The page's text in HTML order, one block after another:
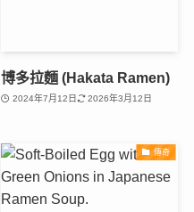
博多拉麵 (Hakata Ramen)
2024年7月12日 2026年3月12日
傳奇